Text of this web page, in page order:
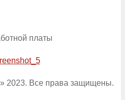
платы
2023. Все права защищены.